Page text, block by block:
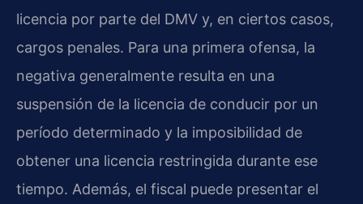
licencia por parte del DMV y, en ciertos casos,
cargos penales. Para una primera ofensa, la
negativa generalmente resulta en una
suspensión de la licencia de conducir por un
período determinado y la imposibilidad de
obtener una licencia restringida durante ese
tiempo. Además, el fiscal puede presentar el